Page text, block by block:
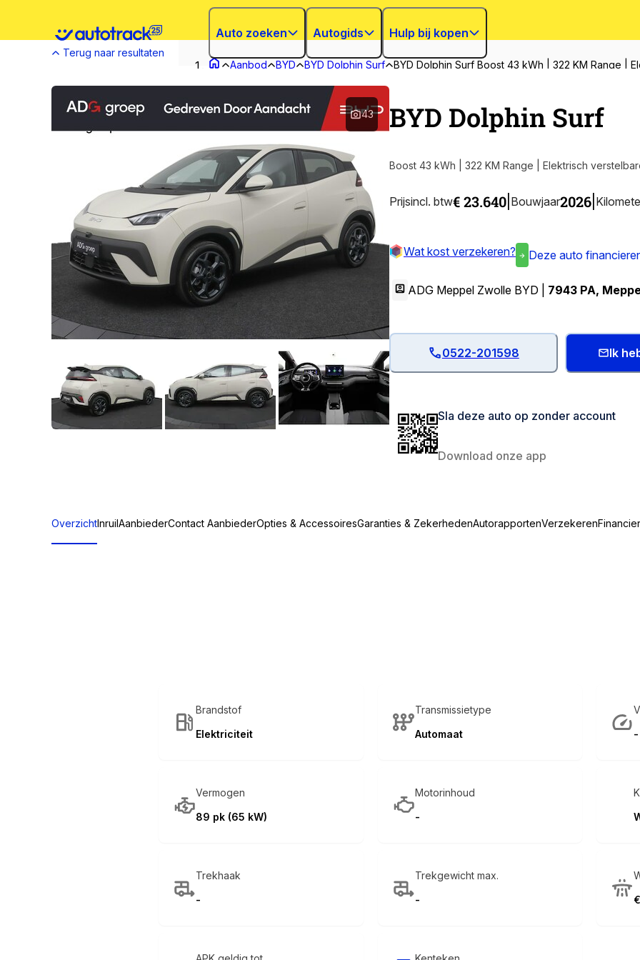
Auto zoeken Autogids Hulp bij kopen
Terug naar resultaten
Aanbod
BYD BYD Dolphin Surf BYD Dolphin Surf Boost 43 kWh | 322 KM Range |
43 BYD Dolphin Surf
Prijsincl. btw€ 23.640 Bouwjaar2026
Wat kost verzekeren? Deze auto
ADG Meppel Zwolle BYD | 7943 PA,
Ik
0522-201598
Sla deze auto op zonder account
Download onze app
OverzichtInruilAanbiederContact AanbiederOpties & AccessoiresGaranties & ZekerhedenAutorapportenVerzekeren
Brandstof
Elektriciteit
Transmissietype
Automaat
-
Vermogen
89 pk (65 kW)
Motorinhoud
-
Trekhaak
-
Trekgewicht max.
-